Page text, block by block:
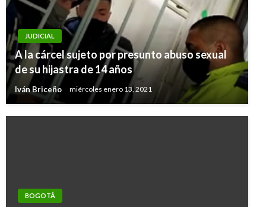
JUDICIAL
A la cárcel sujeto por presunto abuso sexual
de su hijastra de 14 años
Iván Briceño miércoles enero 13, 2021
BOGOTÁ